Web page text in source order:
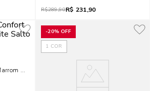
R$289,90R$ 231,90
Doce De Leite Salto Bloco
-20% OFF
1 COR